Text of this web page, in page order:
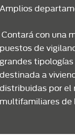
Amplios
Contará con una
puestos de
grandes tipologías
destinada a
distribuidas por el
multifamiliares de